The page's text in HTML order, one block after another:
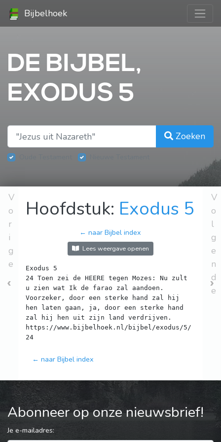
Bijbelhoek
DE BIJBEL,
EXODUS 5
Zoeken
V
o
r
i
g
e
Hoofdstuk: Exodus 5
← naar Bijbel index
Lees weergave openen
Exodus 5
24 Toen zei de HEERE tegen Mozes: Nu zult
u zien wat Ik de farao zal aandoen.
Voorzeker, door een sterke hand zal hij
hen laten gaan, ja, door een sterke hand
zal hij hen uit zijn land verdrijven.
https://www.bijbelhoek.nl/bijbel/exodus/5/
← naar Bijbel index
V
o
l
g
e
n
d
e
Abonneer op onze nieuwsbrief!
Je e-mailadres: